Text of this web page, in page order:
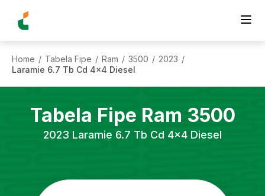
Home / Tabela Fipe / Ram / 3500 / 2023 /
Laramie 6.7 Tb Cd 4x4 Diesel
Tabela Fipe Ram 3500
2023 Laramie 6.7 Tb Cd 4x4 Diesel